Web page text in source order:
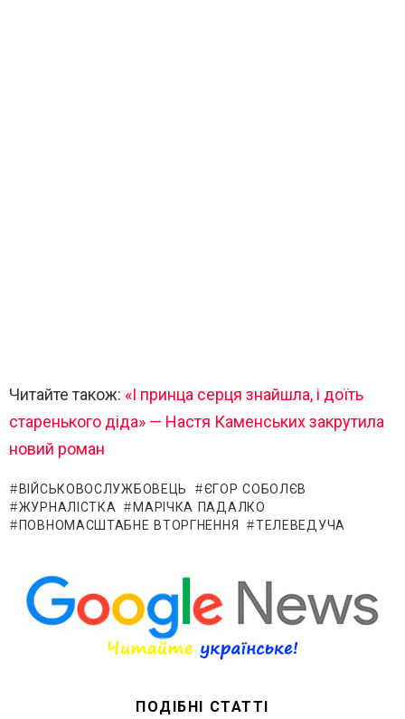
Читайте також: «І принца серця знайшла, і доїть
старенького діда» — Настя Каменських закрутила
новий роман
ВІЙСЬКОВОСЛУЖБОВЕЦЬ
ЄГОР СОБОЛЄВ
ЖУРНАЛІСТКА
МАРІЧКА ПАДАЛКО
ПОВНОМАСШТАБНЕ ВТОРГНЕННЯ
ТЕЛЕВЕДУЧА
ПОДІБНІ СТАТТІ